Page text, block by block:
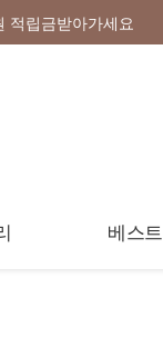
적립금받아가세요
베스트